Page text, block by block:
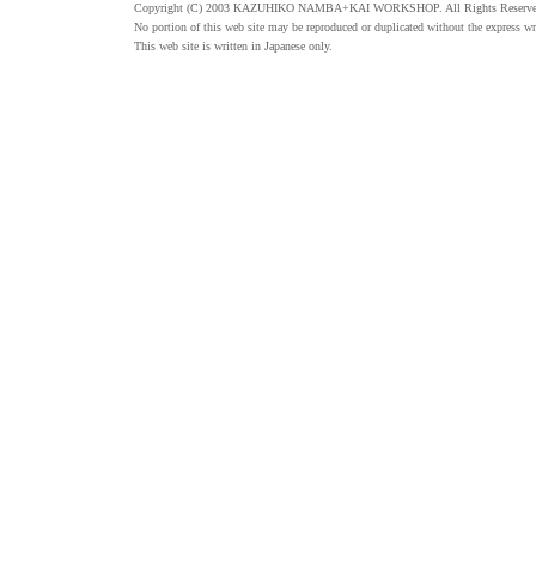
Copyright (C) 2003 KAZUHIKO NAMBA+KAI WORKSHOP. All Rights
No portion of this web site may be reproduced or duplicated without the express
This web site is written in Japanese only.